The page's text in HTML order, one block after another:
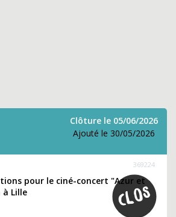
Clôture le 05/06/2026
Ajouté le 30/05/2026
369224
pour le ciné-concert "Azur et
à Lille